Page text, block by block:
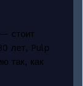
стоит
лет, Pulp
так, как